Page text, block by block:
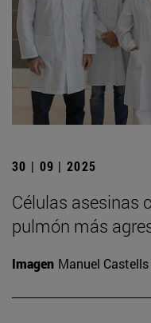
30 | 09 | 2025
Células asesinas
pulmón más
Imagen Manuel Castells